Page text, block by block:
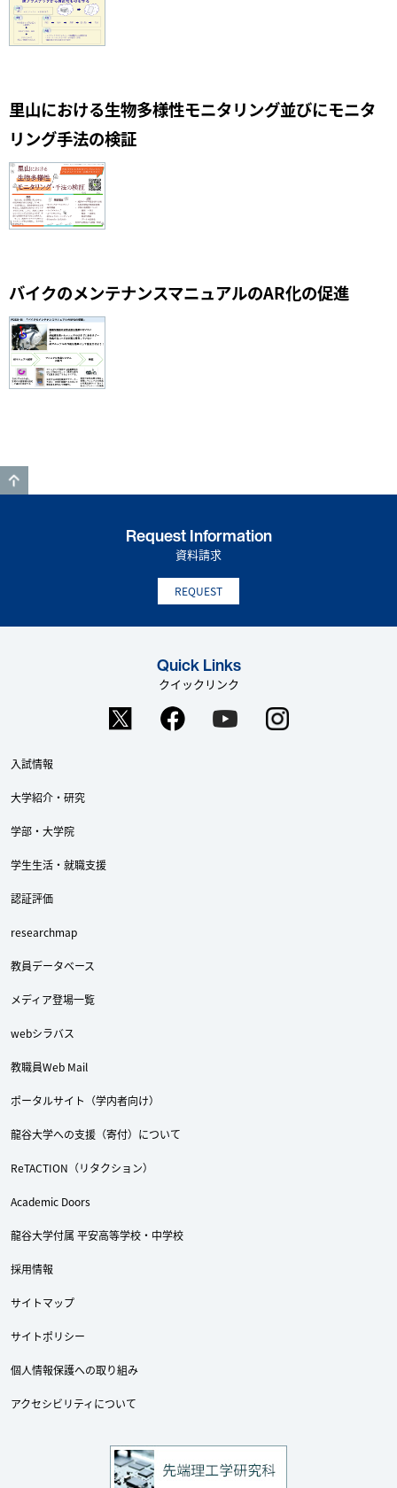
里山における生物多様性モニタリング並びにモニタ
リング手法の検証
バイクのメンテナンスマニュアルのAR化の促進
Request Information
資料請求
REQUEST
Quick Links
クイックリンク
入試情報
大学紹介・研究
学部・大学院
学生生活・就職支援
認証評価
researchmap
教員データベース
メディア登場一覧
webシラバス
教職員Web Mail
ポータルサイト（学内者向け）
龍谷大学への支援（寄付）について
ReTACTION（リタクション）
Academic Doors
龍谷大学付属 平安高等学校・中学校
採用情報
サイトマップ
サイトポリシー
個人情報保護への取り組み
アクセシビリティについて